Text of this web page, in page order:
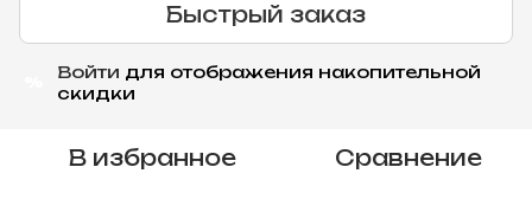
Быстрый заказ
Войти для отображения накопительной
скидки
В избранное Сравнение